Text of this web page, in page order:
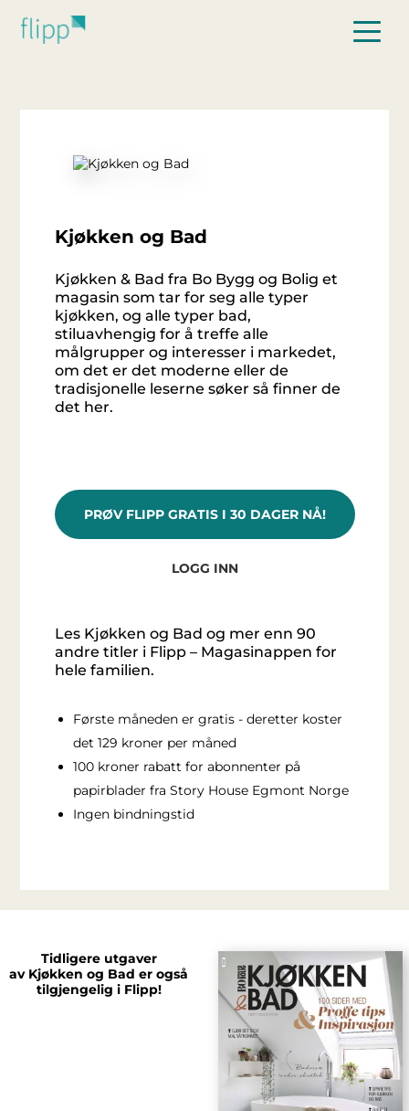
Kjøkken og Bad
Kjøkken & Bad fra Bo Bygg og Bolig et
magasin som tar for seg alle typer
kjøkken, og alle typer bad,
stiluavhengig for å treffe alle
målgrupper og interesser i markedet,
om det er det moderne eller de
tradisjonelle leserne søker så finner de
det her.
PRØV FLIPP GRATIS I 30 DAGER NÅ!
LOGG INN
Les Kjøkken og Bad og mer enn 90
andre titler i Flipp – Magasinappen for
hele familien.
Første måneden er gratis - deretter koster
det 129 kroner per måned
100 kroner rabatt for abonnenter på
papirblader fra Story House Egmont Norge
Ingen bindningstid
Tidligere utgaver
av Kjøkken og Bad er også
tilgjengelig i Flipp!